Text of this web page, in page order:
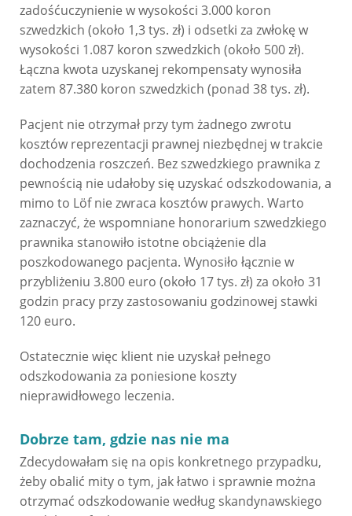
zadośćuczynienie w wysokości 3.000 koron
szwedzkich (około 1,3 tys. zł) i odsetki za zwłokę w
wysokości 1.087 koron szwedzkich (około 500 zł).
Łączna kwota uzyskanej rekompensaty wynosiła
zatem 87.380 koron szwedzkich (ponad 38 tys. zł).
Pacjent nie otrzymał przy tym żadnego zwrotu
kosztów reprezentacji prawnej niezbędnej w trakcie
dochodzenia roszczeń. Bez szwedzkiego prawnika z
pewnością nie udałoby się uzyskać odszkodowania, a
mimo to Löf nie zwraca kosztów prawych. Warto
zaznaczyć, że wspomniane honorarium szwedzkiego
prawnika stanowiło istotne obciążenie dla
poszkodowanego pacjenta. Wynosiło łącznie w
przybliżeniu 3.800 euro (około 17 tys. zł) za około 31
godzin pracy przy zastosowaniu godzinowej stawki
120 euro.
Ostatecznie więc klient nie uzyskał pełnego
odszkodowania za poniesione koszty
nieprawidłowego leczenia.
Dobrze tam, gdzie nas nie ma
Zdecydowałam się na opis konkretnego przypadku,
żeby obalić mity o tym, jak łatwo i sprawnie można
otrzymać odszkodowanie według skandynawskiego